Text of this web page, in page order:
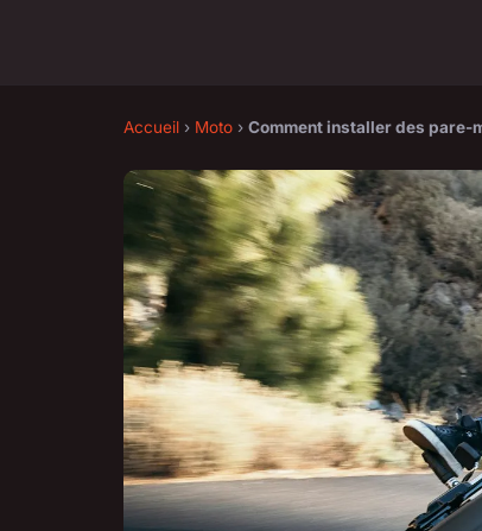
Accueil › Moto › Comment installer des pare-